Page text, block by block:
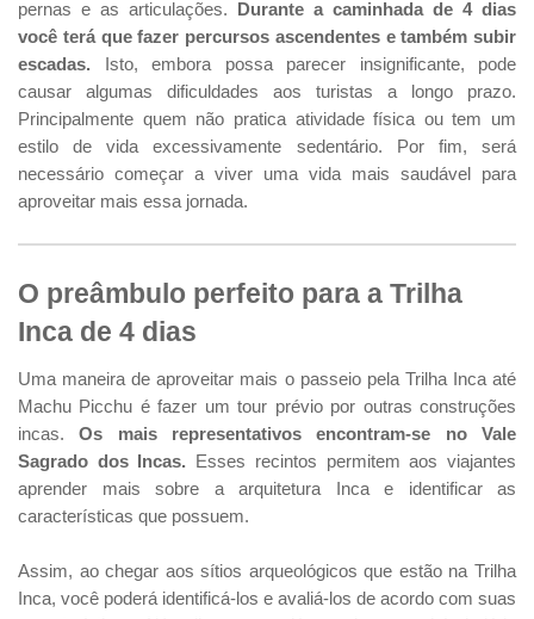
pernas e as articulações.
Durante a caminhada de 4 dias
você terá que fazer percursos ascendentes e também subir
escadas. Isto, embora possa parecer insignificante, pode
causar algumas dificuldades aos turistas a longo prazo.
Principalmente quem não pratica atividade física ou tem um
estilo de vida excessivamente sedentário. Por fim, será
necessário começar a viver uma vida mais saudável para
aproveitar mais essa jornada.
O preâmbulo perfeito para a Trilha
Inca de 4 dias
Uma maneira de aproveitar mais o passeio pela Trilha Inca até
Machu Picchu é fazer um tour prévio por outras construções
incas.Os mais representativos encontram-se no Vale
Sagrado dos Incas. Esses recintos permitem aos viajantes
aprender mais sobre a arquitetura Inca e identificar as
características que possuem.
Assim, ao chegar aos sítios arqueológicos que estão na Trilha
Inca, você poderá identificá-los e avaliá-los de acordo com suas